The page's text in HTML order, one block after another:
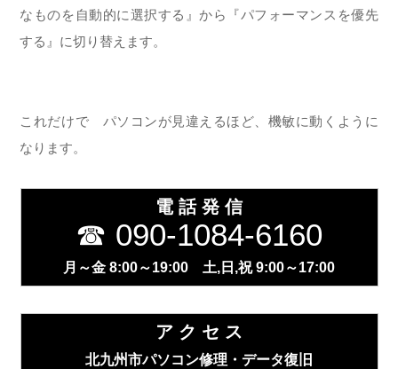
なものを自動的に選択する』から『パフォーマンスを優先
する』に切り替えます。
これだけで パソコンが見違えるほど、機敏に動くように
なります。
電 話 発 信
☎ 090-1084-6160
月～金 8:00～19:00 土,日,祝 9:00～17:00
ア ク セ ス
北九州市パソコン修理・データ復旧